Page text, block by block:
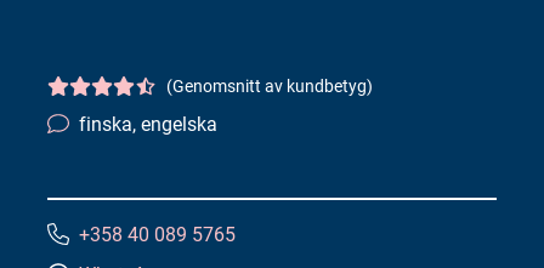
Kundbetyg
4.5/5
(Genomsnitt av kundbetyg)
Språkkunskaper:
finska, engelska
Telefonnummer:
+358 40 089 5765